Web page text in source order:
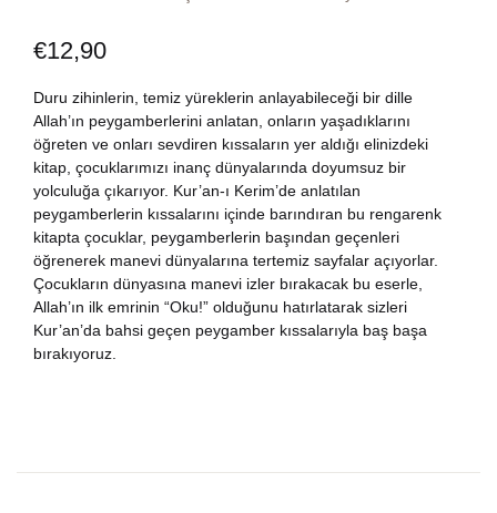
Edebiyat
Felsefe
Ingilizce
Kişisel Gelişim
Kitap Siparişi
Sepetim
Bize Ulaşın
TR
DE
€12,90
Duru zihinlerin, temiz yüreklerin anlayabileceği bir dille
Allah’ın peygamberlerini anlatan, onların yaşadıklarını
öğreten ve onları sevdiren kıssaların yer aldığı elinizdeki
kitap, çocuklarımızı inanç dünyalarında doyumsuz bir
yolculuğa çıkarıyor. Kur’an-ı Kerim’de anlatılan
peygamberlerin kıssalarını içinde barındıran bu rengarenk
kitapta çocuklar, peygamberlerin başından geçenleri
öğrenerek manevi dünyalarına tertemiz sayfalar açıyorlar.
Çocukların dünyasına manevi izler bırakacak bu eserle,
Allah’ın ilk emrinin “Oku!” olduğunu hatırlatarak sizleri
Kur’an’da bahsi geçen peygamber kıssalarıyla baş başa
bırakıyoruz.